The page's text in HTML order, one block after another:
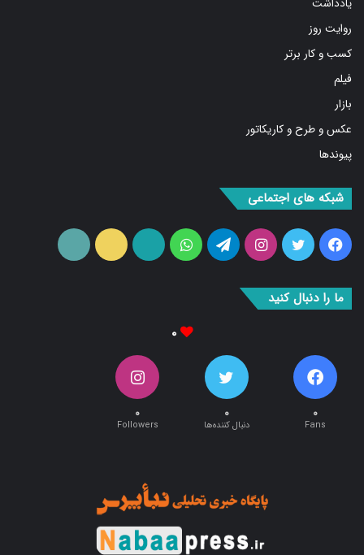
روایت روز
کسب و کار برتر
فیلم
بازار
عکس و طرح و کاریکاتور
پیوندها
فیس
بوک
توییتراینستاگرامتلگرامواتس
آپ
آپارات ایتا
۰ ۰ ۰